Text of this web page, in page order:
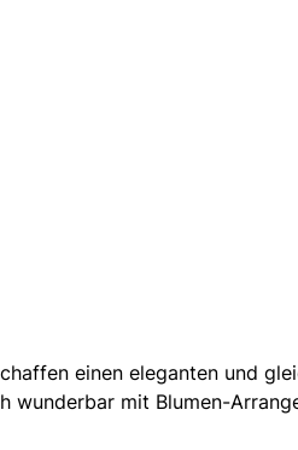
einen eleganten und
wunderbar mit Blumen-